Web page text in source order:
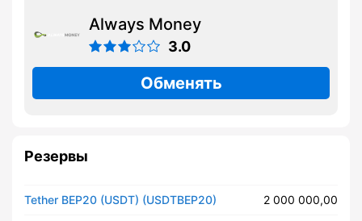
Always Money
3.0
Обменять
Резервы
Tether BEP20 (USDT) (USDTBEP20) 2 000 000,00